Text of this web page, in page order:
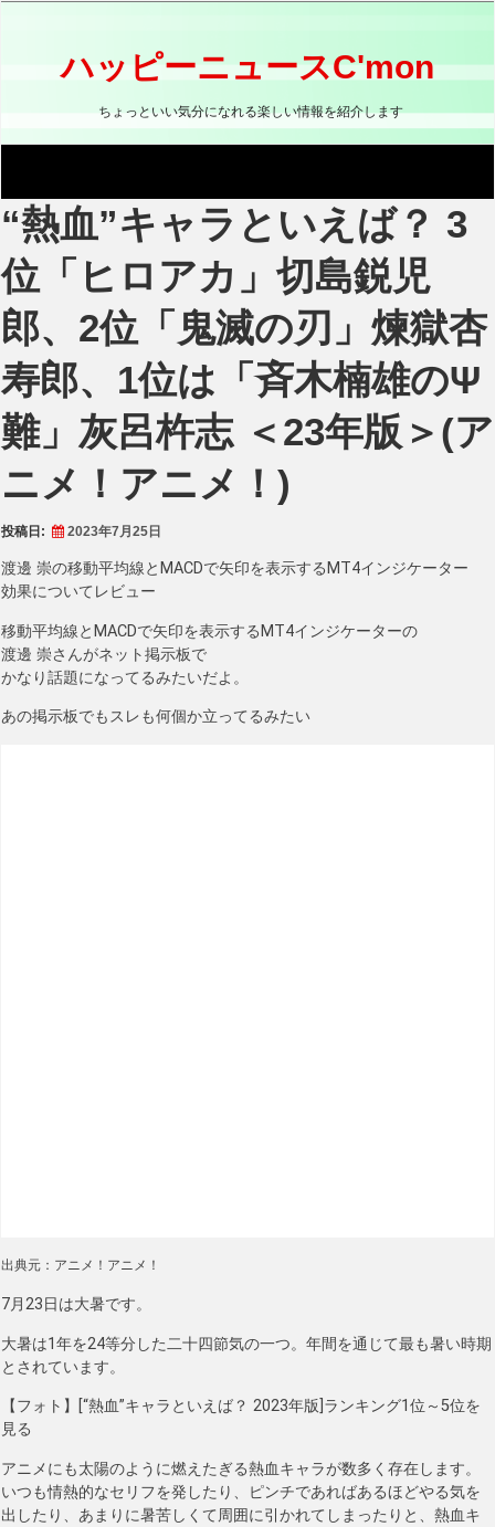
ス
ッ
プ
ハッピーニュースC'mon
ちょっといい気分になれる楽しい情報を紹介します
“熱血”キャラといえば？ 3
位「ヒロアカ」切島鋭児
郎、2位「鬼滅の刃」煉獄杏
寿郎、1位は「斉木楠雄のΨ
難」灰呂杵志 ＜23年版＞(ア
ニメ！アニメ！)
投稿日: 2023年7月25日
渡邊 崇の移動平均線とMACDで矢印を表示するMT4インジケーター
効果についてレビュー
移動平均線とMACDで矢印を表示するMT4インジケーターの
渡邊 崇さんがネット掲示板で
かなり話題になってるみたいだよ。
あの掲示板でもスレも何個か立ってるみたい
出典元：アニメ！アニメ！
7月23日は大暑です。
大暑は1年を24等分した二十四節気の一つ。年間を通じて最も暑い時期
とされています。
【フォト】[“熱血”キャラといえば？ 2023年版]ランキング1位～5位を
見る
アニメにも太陽のように燃えたぎる熱血キャラが数多く存在します。
いつも情熱的なセリフを発したり、ピンチであればあるほどやる気を
出したり、あまりに暑苦しくて周囲に引かれてしまったりと、熱血キ